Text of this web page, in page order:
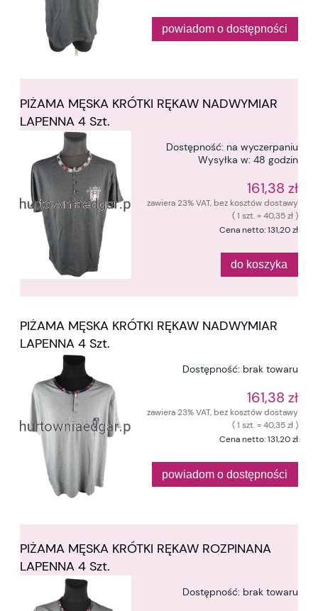
powiadom o dostępności
PIŻAMA MĘSKA KRÓTKI RĘKAW NADWYMIAR
LAPENNA 4 Szt.
Dostępność: na wyczerpaniu
Wysyłka w: 48 godzin
161,38 zł
zawiera 23% VAT, bez kosztów dostawy
( 1 szt. = 40,35 zł )
Cena netto:131,20 zł
do koszyka
PIŻAMA MĘSKA KRÓTKI RĘKAW NADWYMIAR
LAPENNA 4 Szt.
Dostępność: brak towaru
161,38 zł
zawiera 23% VAT, bez kosztów dostawy
( 1 szt. = 40,35 zł )
Cena netto:131,20 zł
powiadom o dostępności
PIŻAMA MĘSKA KRÓTKI RĘKAW ROZPINANA
LAPENNA 4 Szt.
Dostępność: brak towaru